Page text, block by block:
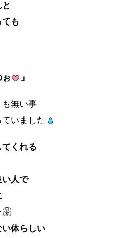
も
」
無い事
いました
くれる
人で
体らしい